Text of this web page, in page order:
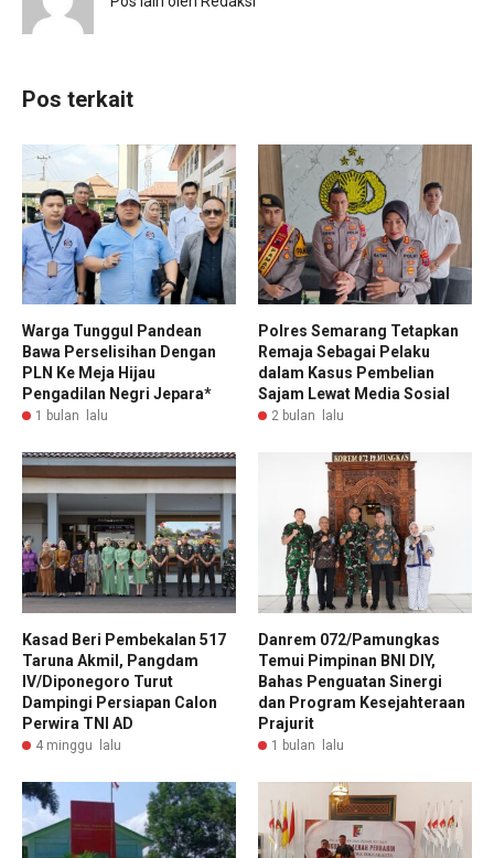
Pos terkait
Warga Tunggul Pandean
Bawa Perselisihan Dengan
PLN Ke Meja Hijau
Pengadilan Negri Jepara*
1 bulan lalu
Polres Semarang Tetapkan
Remaja Sebagai Pelaku
dalam Kasus Pembelian
Sajam Lewat Media Sosial
2 bulan lalu
Kasad Beri Pembekalan 517
Taruna Akmil, Pangdam
IV/Diponegoro Turut
Dampingi Persiapan Calon
Perwira TNI AD
4 minggu lalu
Danrem 072/Pamungkas
Temui Pimpinan BNI DIY,
Bahas Penguatan Sinergi
dan Program Kesejahteraan
Prajurit
1 bulan lalu